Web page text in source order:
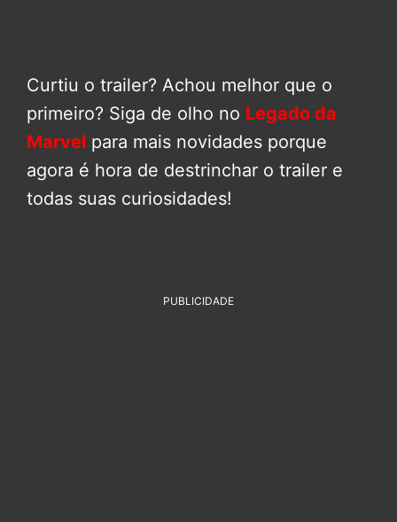
Curtiu o trailer? Achou melhor que o
primeiro? Siga de olho no Legado da
Marvel para mais novidades porque
agora é hora de destrinchar o trailer e
todas suas curiosidades!
PUBLICIDADE